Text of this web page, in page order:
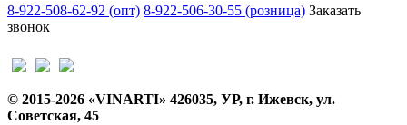
8-922-508-62-92 (опт) 8-922-506-30-55 (розница) Заказать
звонок
© 2015-2026 «VINARTI» 426035, УР, г. Ижевск, ул.
Советская, 45